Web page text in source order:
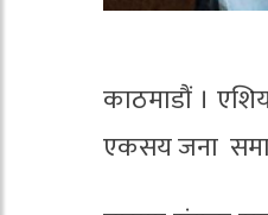
काठमाडौं ।
एकसय जना